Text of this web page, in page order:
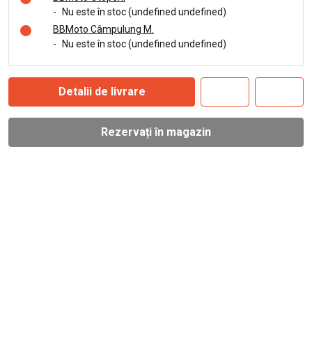
-
Nu este în stoc (undefined undefined)
BBMoto Câmpulung M.
-
Nu este în stoc (undefined undefined)
Detalii de livrare
Rezervați în magazin